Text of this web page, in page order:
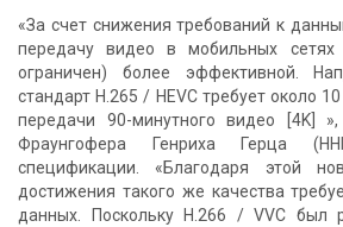
«За счет снижения требований к
передачу видео в мобильных
ограничен) более эффективной.
стандарт H.265 / HEVC требует около
передачи 90-минутного видео [4K]
Фраунгофера Генриха Герца
спецификации. «Благодаря этой
достижения такого же качества
данных. Поскольку H.266 / VVC был